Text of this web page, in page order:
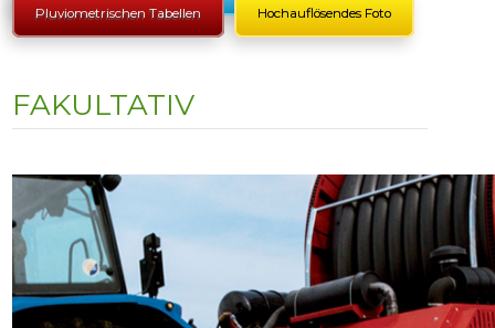
Pluviometrischen Tabellen
Hochauflösendes Foto
FAKULTATIV